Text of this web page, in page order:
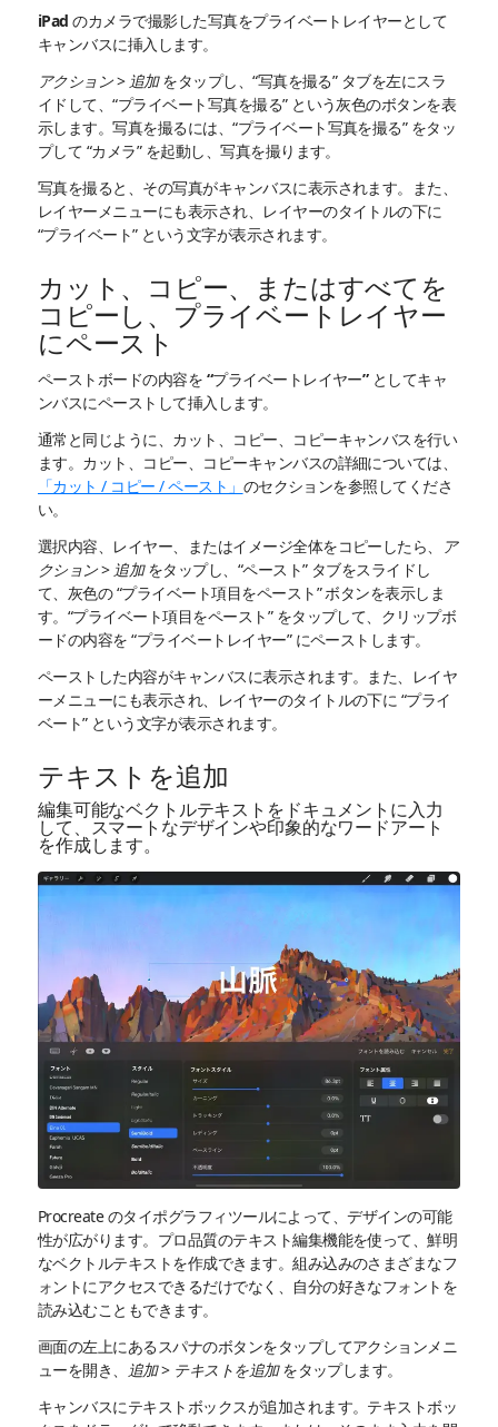
iPad のカメラで撮影した写真をプライベートレイヤーとして
キャンバスに挿入します。
アクション> 追加をタップし、“写真を撮る” タブを左にスラ
イドして、“プライベート写真を撮る” という灰色のボタンを表
示します。写真を撮るには、“プライベート写真を撮る” をタッ
プして “カメラ” を起動し、写真を撮ります。
写真を撮ると、その写真がキャンバスに表示されます。また、
レイヤーメニューにも表示され、レイヤーのタイトルの下に
“プライベート” という文字が表示されます。
カット、コピー、またはすべてを
コピーし、プライベートレイヤー
にペースト
ペーストボードの内容を “プライベートレイヤー” としてキャ
ンバスにペーストして挿入します。
通常と同じように、カット、コピー、コピーキャンバスを行い
ます。カット、コピー、コピーキャンバスの詳細については、
「カット / コピー / ペースト」 のセクションを参照してくださ
い。
選択内容、レイヤー、またはイメージ全体をコピーしたら、
ア
クション> 追加をタップし、“ペースト” タブをスライドし
て、灰色の “プライベート項目をペースト” ボタンを表示しま
す。“プライベート項目をペースト” をタップして、クリップボ
ードの内容を “プライベートレイヤー” にペーストします。
ペーストした内容がキャンバスに表示されます。また、レイヤ
ーメニューにも表示され、レイヤーのタイトルの下に “プライ
ベート” という文字が表示されます。
テキストを追加
編集可能なベクトルテキストをドキュメントに入力
して、スマートなデザインや印象的なワードアート
を作成します。
Procreate のタイポグラフィツールによって、デザインの可能
性が広がります。プロ品質のテキスト編集機能を使って、鮮明
なベクトルテキストを作成できます。組み込みのさまざまなフ
ォントにアクセスできるだけでなく、自分の好きなフォントを
読み込むこともできます。
画面の左上にあるスパナのボタンをタップしてアクションメニ
ューを開き、
追加> テキストを追加をタップします。
キャンバスにテキストボックスが追加されます。テキストボッ